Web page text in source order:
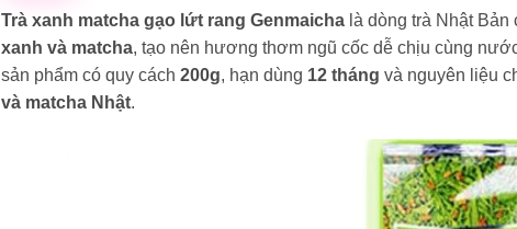
Trà xanh matcha gạo lứt rang Genmaichalà dòng trà Nhật Bản
xanh và matcha, tạo nên hương thơm ngũ cốc dễ chịu cùng
sản phẩm có quy cách 200g, hạn dùng 12 tháng và nguyên liệu
và matcha Nhật.